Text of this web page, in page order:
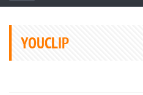
YOUCLIP